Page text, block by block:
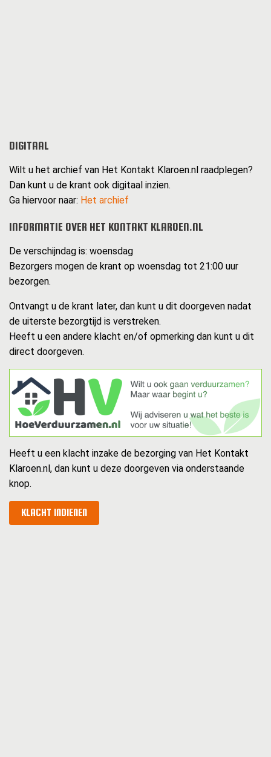
DIGITAAL
Wilt u het archief van Het Kontakt Klaroen.nl raadplegen?
Dan kunt u de krant ook digitaal inzien.
Ga hiervoor naar: Het archief
INFORMATIE OVER HET KONTAKT KLAROEN.NL
De verschijndag is: woensdag
Bezorgers mogen de krant op woensdag tot 21:00 uur
bezorgen.
Ontvangt u de krant later, dan kunt u dit doorgeven nadat
de uiterste bezorgtijd is verstreken.
Heeft u een andere klacht en/of opmerking dan kunt u dit
direct doorgeven.
Heeft u een klacht inzake de bezorging van Het Kontakt
Klaroen.nl, dan kunt u deze doorgeven via onderstaande
knop.
KLACHT INDIENEN